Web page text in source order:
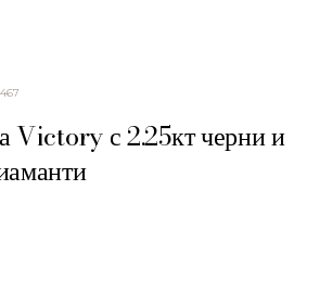
Victory с 2.25кт черни и